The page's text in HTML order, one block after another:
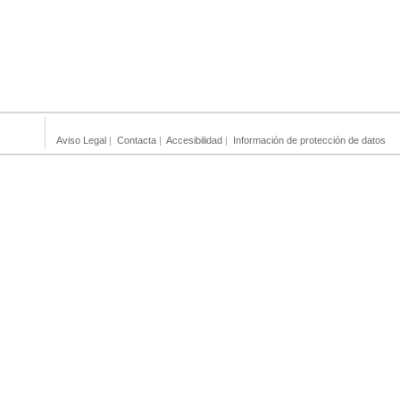
Aviso Legal | Contacta | Accesibilidad | Información de protección de datos